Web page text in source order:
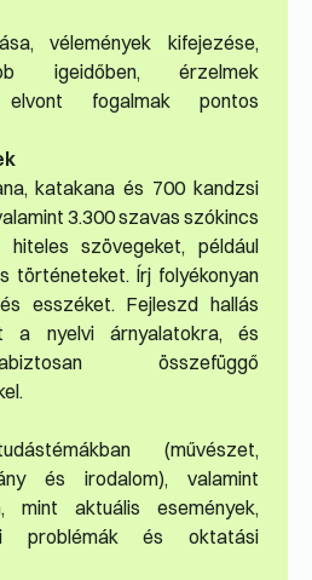
vélemények kifejezése,
igeidőben, érzelmek
fogalmak pontos
katakana és 700 kandzsi
3.300 szavas szókincs
hiteles szövegeket, például
történeteket. Írj folyékonyan
esszéket. Fejleszd hallás
a nyelvi árnyalatokra, és
összefüggő
(művészet,
és irodalom), valamint
mint aktuális események,
problémák és oktatási